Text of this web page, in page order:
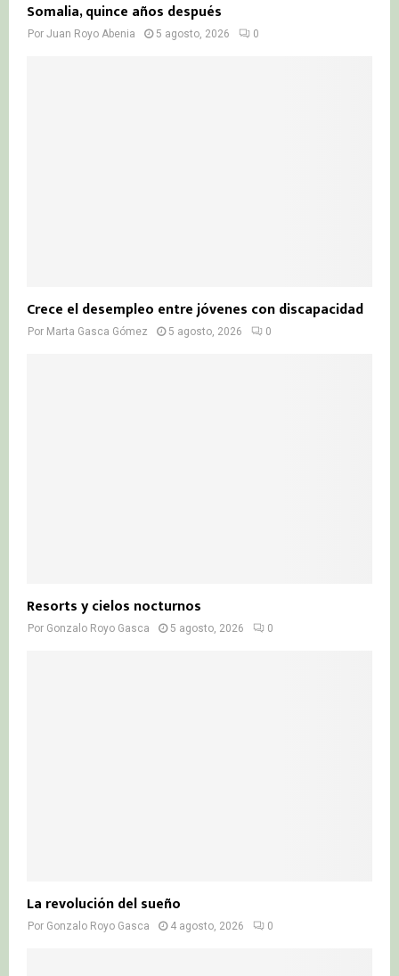
Somalia, quince años después
Por Juan Royo Abenia 5 agosto, 2026 0
Crece el desempleo entre jóvenes con discapacidad
Por Marta Gasca Gómez 5 agosto, 2026 0
Resorts y cielos nocturnos
Por Gonzalo Royo Gasca 5 agosto, 2026 0
La revolución del sueño
Por Gonzalo Royo Gasca 4 agosto, 2026 0